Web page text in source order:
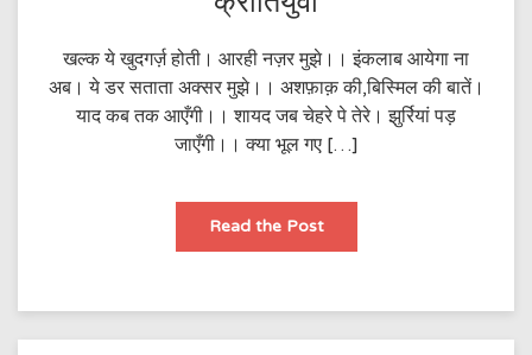
खल्क ये खुदगर्ज़ होती। आरही नज़र मुझे।। इंकलाब आयेगा ना
अब। ये डर सताता अक्सर मुझे।। अशफ़ाक़ की,बिस्मिल की बातें।
याद कब तक आएँगी।। शायद जब चेहरे पे तेरे। झुर्रियां पड़
जाएँगी।। क्या भूल गए […]
Read the Postक्रांतियुवा